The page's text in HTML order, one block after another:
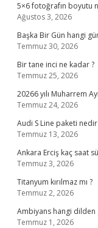
5×6 fotoğrafın boyutu
Ağustos 3, 2026
Başka Bir Gün hangi
Temmuz 30, 2026
Bir tane inci ne kadar ?
Temmuz 25, 2026
20266 yılı Muharrem
Temmuz 24, 2026
Audi S Line paketi nedir
Temmuz 13, 2026
Ankara Erciş kaç saat
Temmuz 3, 2026
Titanyum kırılmaz mı ?
Temmuz 2, 2026
Ambiyans hangi dilden
Temmuz 1, 2026